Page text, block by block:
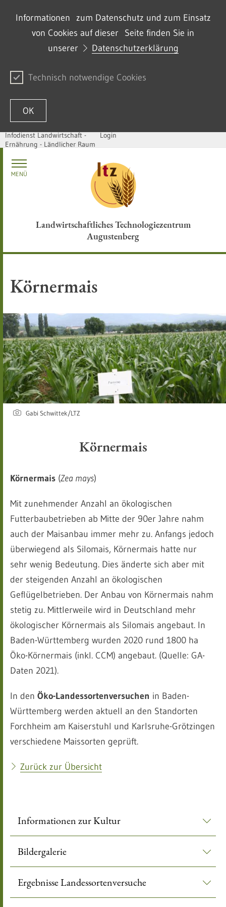
Informationen zum Datenschutz und zum Einsatz
von Cookies auf dieser Seite finden Sie in
unserer
Datenschutzerklärung
Technisch notwendige Cookies
OK
Zum Inhalt springen
Infodienst Landwirtschaft -
Ernährung - Ländlicher Raum
Login
Landwirtschaftliches Technologiezentrum
Augustenberg
MENÜ
Körnermais
Gabi Schwittek/LTZ
Körnermais
Körnermais (Zea mays)
Mit zunehmender Anzahl an ökologischen
Futterbaubetrieben ab Mitte der 90er Jahre nahm
auch der Maisanbau immer mehr zu. Anfangs jedoch
überwiegend als Silomais, Körnermais hatte nur
sehr wenig Bedeutung. Dies änderte sich aber mit
der steigenden Anzahl an ökologischen
Geflügelbetrieben. Der Anbau von Körnermais nahm
stetig zu. Mittlerweile wird in Deutschland mehr
ökologischer Körnermais als Silomais angebaut. In
Baden-Württemberg wurden 2020 rund 1800 ha
Öko-Körnermais (inkl. CCM) angebaut. (Quelle: GA-
Daten 2021).
In den Öko-Landessortenversuchen in Baden-
Württemberg werden aktuell an den Standorten
Forchheim am Kaiserstuhl und Karlsruhe-Grötzingen
verschiedene Maissorten geprüft.
Zurück zur Übersicht
Informationen zur Kultur
Bildergalerie
Ergebnisse Landessortenversuche